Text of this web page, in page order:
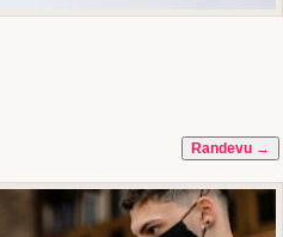
Randevu →